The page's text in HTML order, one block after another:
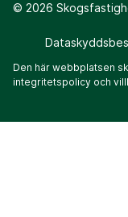
© 2026
Den här webbplatsen
integritetspolicy och